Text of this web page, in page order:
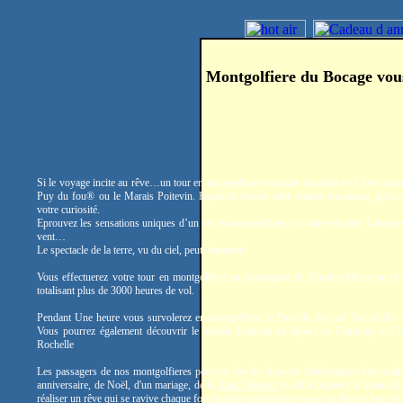
Montgolfiere du Bocage
Si le voyage incite au rêve…un tour en montgolfiere demeure inoubliable. Libre
Puy du fou® ou le Marais Poitevin. Explorez encore cette contrée inconnue, qui en
votre curiosité.
Eprouvez les sensations uniques d’un vol en montgolfiere, en toute sécurité.
vent…
Le spectacle de la terre, vu du ciel, peut démarrer !
Vous effectuerez votre tour en montgolfiere en compagnie de Damien Merceron
totalisant plus de 3000 heures de vol.
Pendant Une heure vous survolerez en montgolfiere le Pays du Puy du Fou ou les
Vous pourrez également découvrir le Marais Poitevin au départ de Fontenay le
Rochelle
Les passagers de nos montgolfieres peuvent être les heureux bénéficiaires d'un
anniversaire, de Noël, d'un mariage, de la Saint Valentin ou d'un départ à la
réaliser un rêve qui se ravive chaque fois qu'une montgolfière passe au dessus leurs